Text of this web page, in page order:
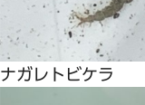
ナガレトビケラ